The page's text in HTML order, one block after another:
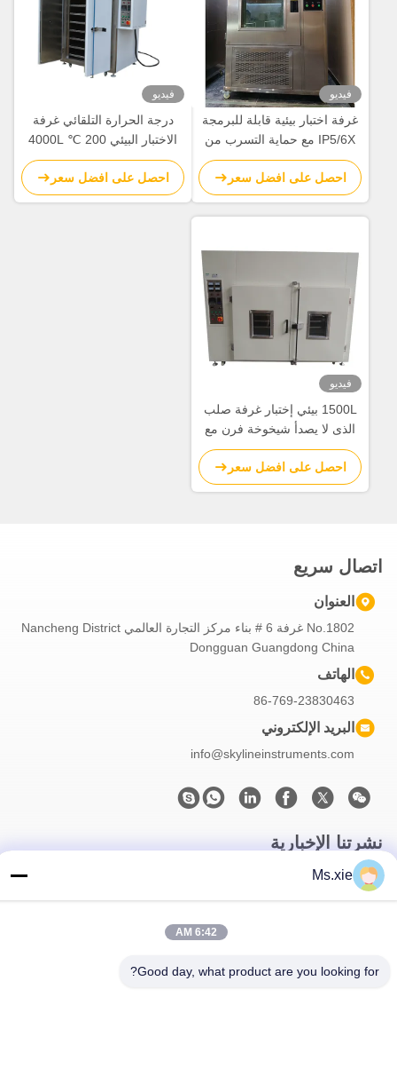
فيديو
غرفة اختبار بيئية قابلة للبرمجة
IP5/6X مع حماية التسرب من
شاشة لمسة LCD واختبار
مسحوق التلك الجاف
احصل على افضل سعر
فيديو
درجة الحرارة التلقائي غرفة
الاختبار البيئي 200 ℃ 4000L
الشيخوخة الفرن
احصل على افضل سعر
فيديو
1500L بيئي إختبار غرفة صلب
الذى لا يصدأ شيخوخة فرن مع
باب مزدوج
احصل على افضل سعر
اتصال سريع
العنوان
No.1802 غرفة 6 # بناء مركز التجارة العالمي Nancheng District
Dongguan Guangdong China
الهاتف
86-769-23830463
البريد الإلكتروني
info@skylineinstruments.com
نشرتنا الإخبارية
اشترك في نشرتنا الإخبارية للحصول على خصومات وأكثر.
Ms.xie
6:42 AM
Good day, what product are you looking for?